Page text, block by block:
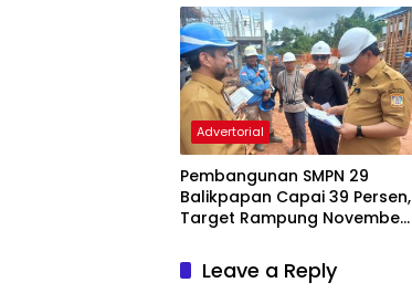
Advertorial
Pembangunan SMPN 29
Balikpapan Capai 39 Persen,
Target Rampung November
Leave a Reply